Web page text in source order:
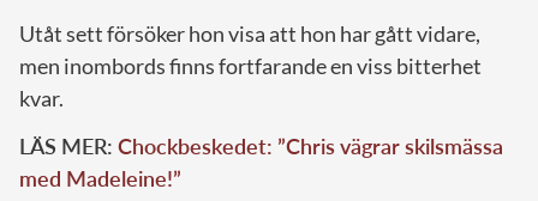
Utåt sett försöker hon visa att hon har gått vidare,
men inombords finns fortfarande en viss bitterhet
kvar.
LÄS MER: Chockbeskedet: ”Chris vägrar skilsmässa
med Madeleine!”